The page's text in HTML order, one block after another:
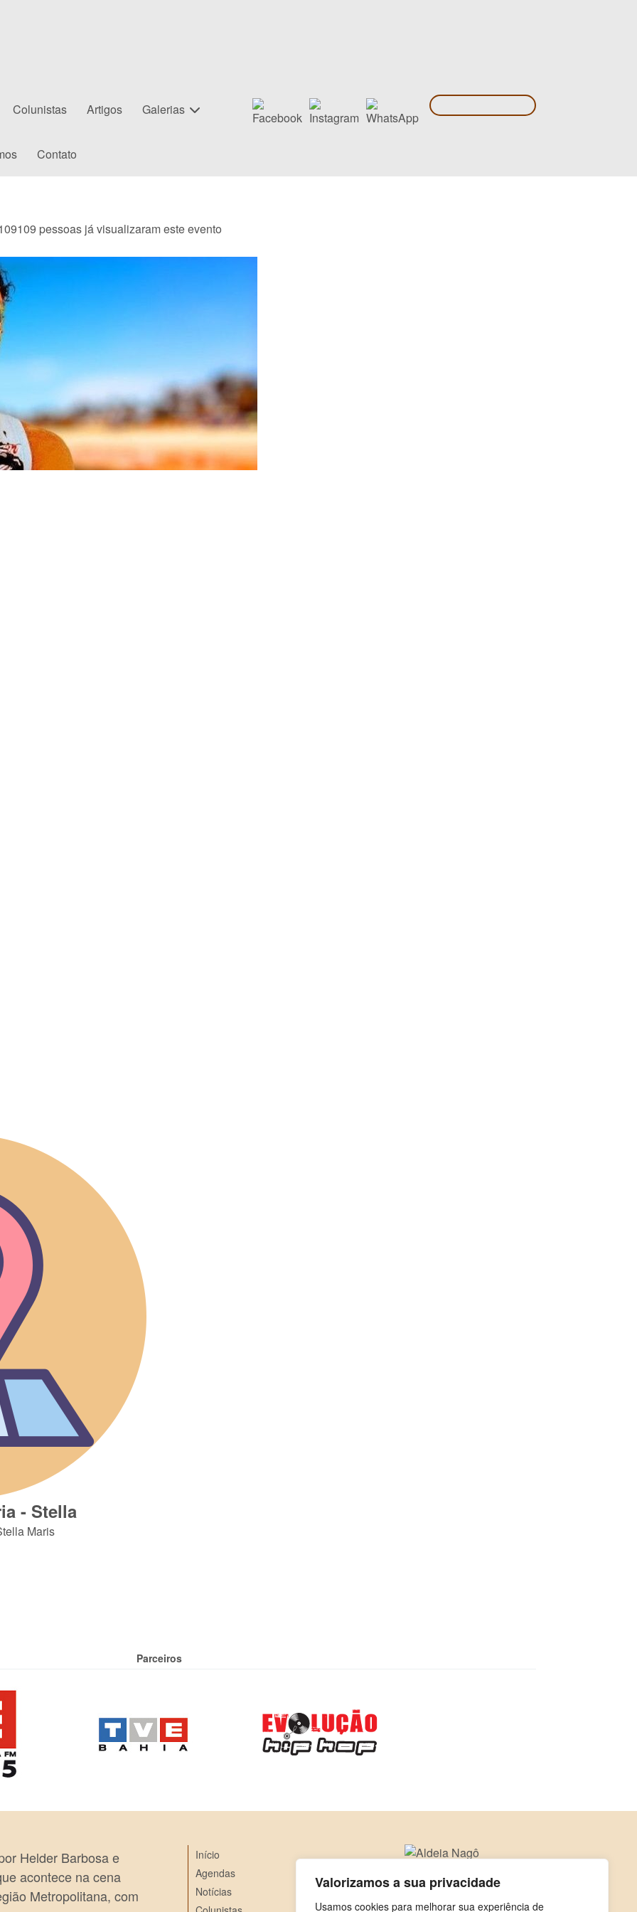
Valorizamos a sua privacidade
Usamos cookies para melhorar sua experiência de
Colunistas Artigos Galerias
Contato
109 pessoas já visualizaram este evento
- Stella
Maris
Parceiros
Helder Barbosa e
acontece na cena
Metropolitana, com
Início
Agendas
Notícias